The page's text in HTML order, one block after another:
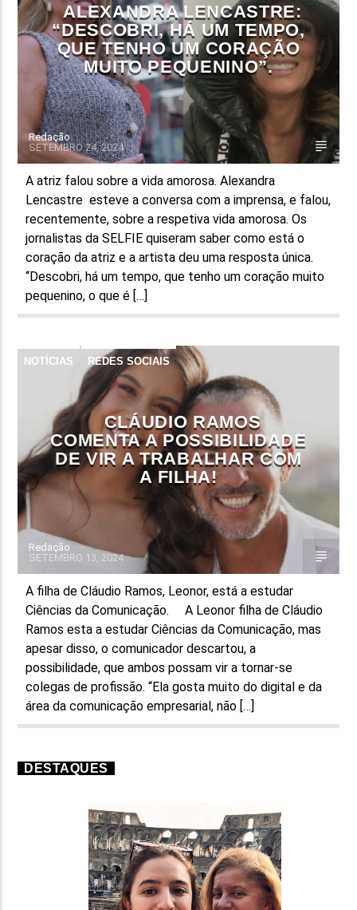
ALEXANDRA LENCASTRE:
“DESCOBRI, HÁ UM TEMPO,
QUE TENHO UM CORAÇÃO
MUITO PEQUENINO”.
Redação
SETEMBRO 24, 2024
A atriz falou sobre a vida amorosa. Alexandra
Lencastre esteve a conversa com a imprensa, e falou,
recentemente, sobre a respetiva vida amorosa. Os
jornalistas da SELFIE quiseram saber como está o
coração da atriz e a artista deu uma resposta única.
“Descobri, há um tempo, que tenho um coração muito
pequenino, o que é […]
NOTÍCIAS REDES SOCIAIS
CLÁUDIO RAMOS
COMENTA A POSSIBILIDADE
DE VIR A TRABALHAR COM
A FILHA!
Redação
SETEMBRO 13, 2024
A filha de Cláudio Ramos, Leonor, está a estudar
Ciências da Comunicação. A Leonor filha de Cláudio
Ramos esta a estudar Ciências da Comunicação, mas
apesar disso, o comunicador descartou, a
possibilidade, que ambos possam vir a tornar-se
colegas de profissão. “Ela gosta muito do digital e da
área da comunicação empresarial, não […]
DESTAQUES